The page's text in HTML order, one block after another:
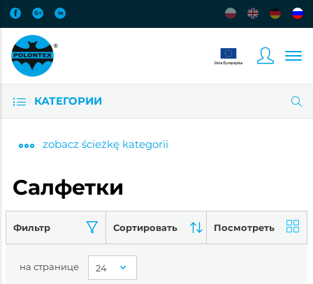
КАТЕГОРИИ
zobacz ścieżkę kategorii
Салфетки
Фильтр Сортировать Посмотреть
на странице